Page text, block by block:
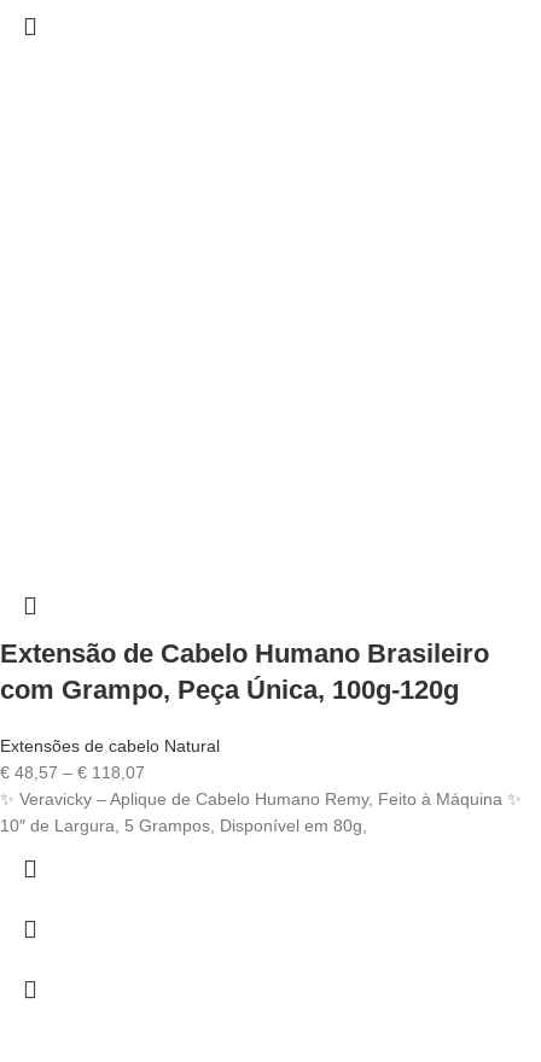
Extensão de Cabelo Humano Brasileiro
com Grampo, Peça Única, 100g-120g
Extensões de cabelo Natural
€ 48,57 – € 118,07
range:
€ 48,57
✨ Veravicky – Aplique de Cabelo Humano Remy, Feito à Máquina ✨
10″ de Largura, 5 Grampos, Disponível em 80g,